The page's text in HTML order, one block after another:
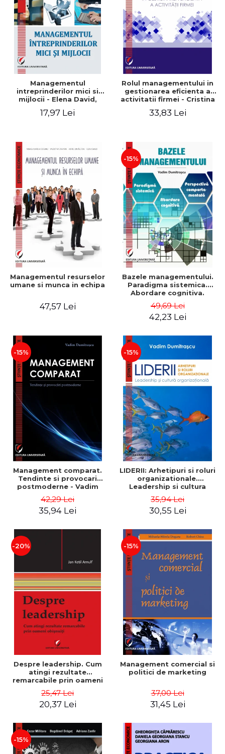
Managementul
intreprinderilor mici si
mijlocii - Elena David,
Roxana Carmen Ionescu,
17,97 Lei
Rolul managementului in
gestionarea eficienta a
activitatii firmei - Cristina
Gabriel Nastase, Mihaela-
33,83 Lei
Managementul resurselor
umane si munca in echipa
47,57 Lei
-15%
Bazele managementului.
Paradigma sistemica.
Abordare cognitiva.
comportamentala - Vadim
Dumitrascu
49,69 Lei
42,23 Lei
-15%
Management comparat.
Tendinte si provocari
postmoderne - Vadim
42,29 Lei
35,94 Lei
-15%
LIDERII: Arhetipuri si roluri
organizationale.
Leadership si cultura
Dumitrascu
35,94 Lei
30,55 Lei
-20%
Despre leadership. Cum
atingi rezultate
remarcabile prin oameni
25,47 Lei
20,37 Lei
-15%
Management comercial si
politici de marketing
37,00 Lei
31,45 Lei
-15%